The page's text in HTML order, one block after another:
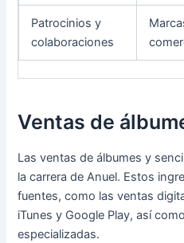
Patrocinios y
colaboraciones
Ventas de
Las ventas de álbumes y
la carrera de Anuel. Estos
fuentes, como las ventas
iTunes y Google Play, así
especializadas.